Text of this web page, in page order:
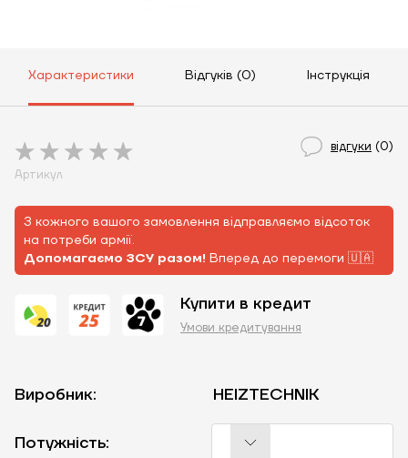
Характеристики Відгуків (0) Інструкція
відгуки (0)
Артикул
З кожного вашого замовлення відправляємо відсоток
на потреби армії.
Допомагаємо ЗСУ разом! Вперед до перемоги 🇺🇦
Купити в кредит
Умови кредитування
Виробник: HEIZTECHNIK
Потужність: